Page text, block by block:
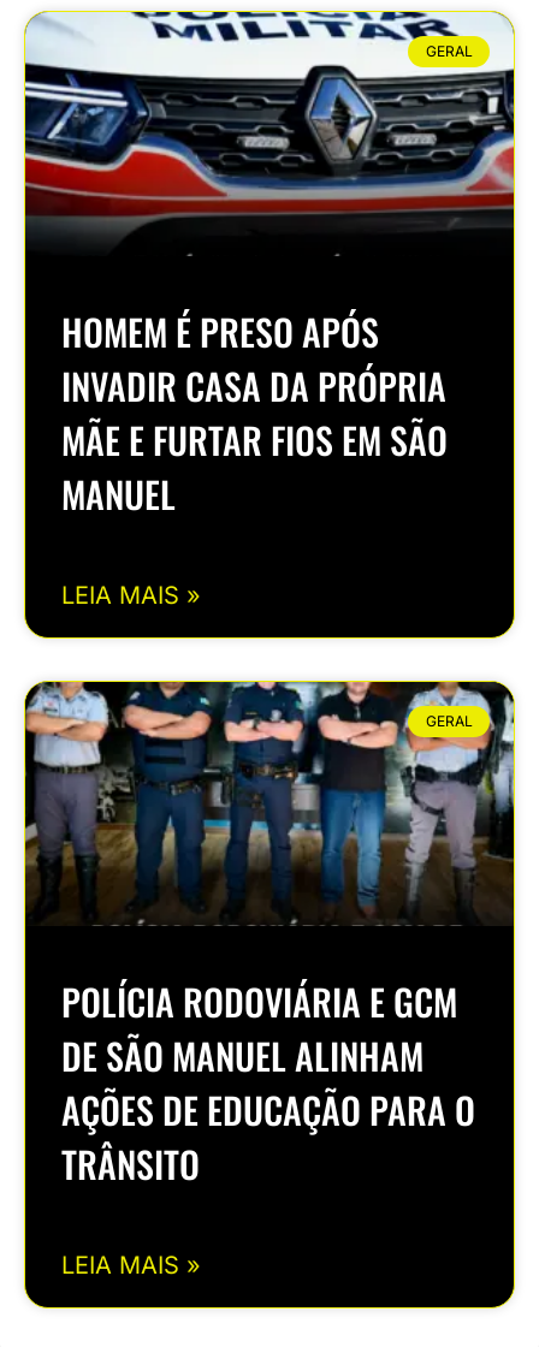
GERAL
HOMEM É PRESO APÓS
INVADIR CASA DA PRÓPRIA
MÃE E FURTAR FIOS EM SÃO
MANUEL
LEIA MAIS »
GERAL
POLÍCIA RODOVIÁRIA E GCM
DE SÃO MANUEL ALINHAM
AÇÕES DE EDUCAÇÃO PARA O
TRÂNSITO
LEIA MAIS »